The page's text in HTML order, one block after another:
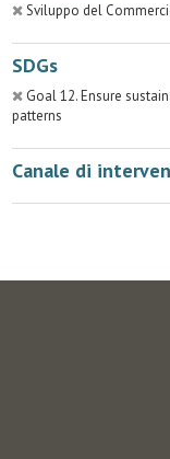
Sviluppo del
SDGs
Goal 12. Ensure
patterns
Canale di